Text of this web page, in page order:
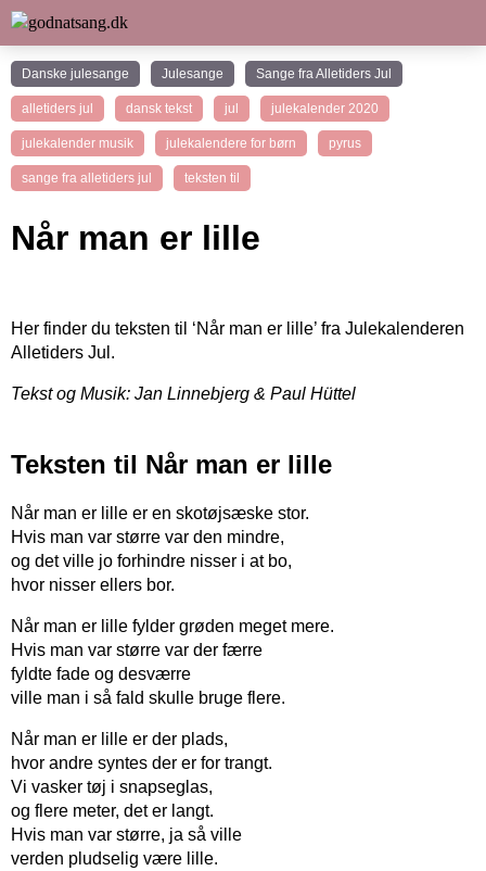
Danske julesange Julesange Sange fra Alletiders Jul
alletiders jul dansk tekst jul julekalender 2020
julekalender musik julekalendere for børn pyrus
sange fra alletiders jul teksten til
Når man er lille
Her finder du teksten til ‘Når man er lille’ fra Julekalenderen
Alletiders Jul.
Tekst og Musik: Jan Linnebjerg & Paul Hüttel
Teksten til Når man er lille
Når man er lille er en skotøjsæske stor.
Hvis man var større var den mindre,
og det ville jo forhindre nisser i at bo,
hvor nisser ellers bor.
Når man er lille fylder grøden meget mere.
Hvis man var større var der færre
fyldte fade og desværre
ville man i så fald skulle bruge flere.
Når man er lille er der plads,
hvor andre syntes der er for trangt.
Vi vasker tøj i snapseglas,
og flere meter, det er langt.
Hvis man var større, ja så ville
verden pludselig være lille.